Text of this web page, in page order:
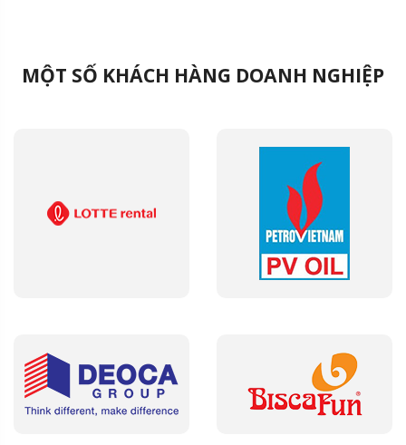
MỘT SỐ KHÁCH HÀNG DOANH NGHIỆP